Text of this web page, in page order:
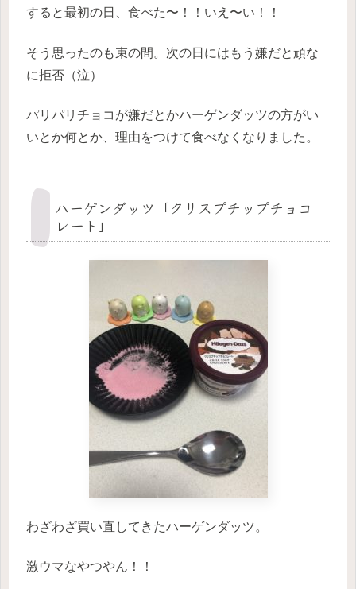
すると最初の日、食べた〜！！いえ〜い！！
そう思ったのも束の間。次の日にはもう嫌だと頑な
に拒否（泣）
パリパリチョコが嫌だとかハーゲンダッツの方がい
いとか何とか、理由をつけて食べなくなりました。
ハーゲンダッツ「クリスプチップチョコ
レート」
わざわざ買い直してきたハーゲンダッツ。
激ウマなやつやん！！